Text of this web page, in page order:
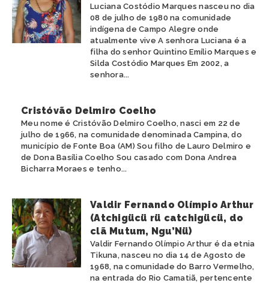
Luciana Costódio Marques nasceu no dia
08 de julho de 1980 na comunidade
indígena de Campo Alegre onde
atualmente vive A senhora Luciana é a
filha do senhor Quintino Emílio Marques e
Silda Costódio Marques Em 2002, a
senhora...
Cristóvão Delmiro Coelho
Meu nome é Cristóvão Delmiro Coelho, nasci em 22 de
julho de 1966, na comunidade denominada Campina, do
município de Fonte Boa (AM) Sou filho de Lauro Delmiro e
de Dona Basília Coelho Sou casado com Dona Andrea
Bicharra Moraes e tenho...
Valdir Fernando Olímpio Arthur
(Atchigücü rü catchigücü, do
clã Mutum, Ngu’Nü)
Valdir Fernando Olímpio Arthur é da etnia
Tikuna, nasceu no dia 14 de Agosto de
1968, na comunidade do Barro Vermelho,
na entrada do Rio Camatiã, pertencente